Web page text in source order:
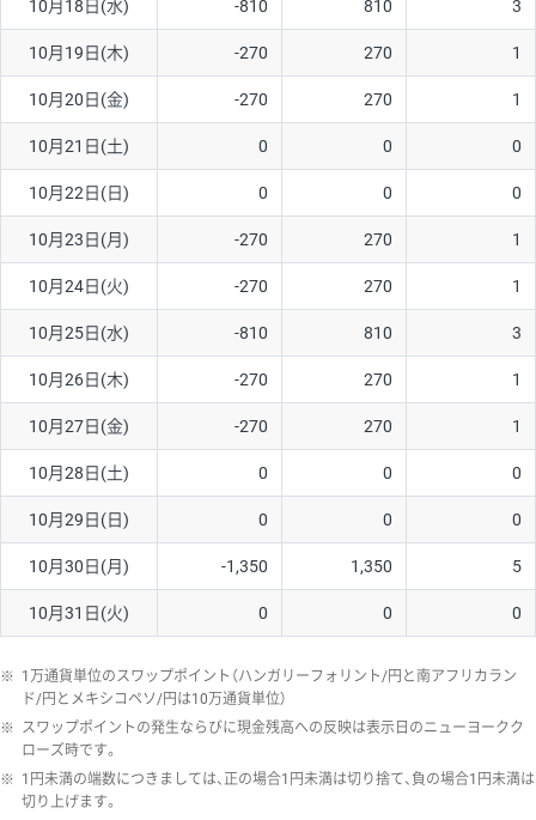
10月18日(水) -810 810 3
10月19日(木) -270 270 1
10月20日(金) -270 270 1
10月21日(土) 0 0 0
10月22日(日) 0 0 0
10月23日(月) -270 270 1
10月24日(火) -270 270 1
10月25日(水) -810 810 3
10月26日(木) -270 270 1
10月27日(金) -270 270 1
10月28日(土) 0 0 0
10月29日(日) 0 0 0
10月30日(月) -1,350 1,350 5
10月31日(火) 0 0 0
※ 1万通貨単位のスワップポイント（ハンガリーフォリント/円と南アフリカラン
ド/円とメキシコペソ/円は10万通貨単位）
※ スワップポイントの発生ならびに現金残高への反映は表示日のニューヨークク
ローズ時です。
※ 1円未満の端数につきましては、正の場合1円未満は切り捨て、負の場合1円未満は
切り上げます。